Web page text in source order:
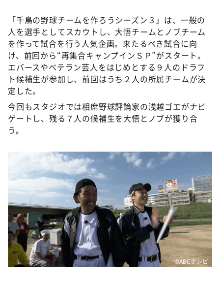
ザキ山小屋本館
ぺこぱのまるスポ
アナ回覧板
「千鳥の野球チームを作ろうシーズン３」は、一般の
人を選手としてスカウトし、大悟チームとノブチーム
を作って試合を行う人気企画。来たるべき試合に向
け、前回から“再集合キャンプインＳＰ”がスタート。
エバースやベテラン芸人をはじめとする９人のドラフ
ト候補生が参加し、前回はうち２人の所属チームが決
定した。
今回もスタジオでは相席野球評論家の浅越ゴエがナビ
ゲートし、残る７人の候補生を大悟とノブが獲り合
う。
©ABCテレビ